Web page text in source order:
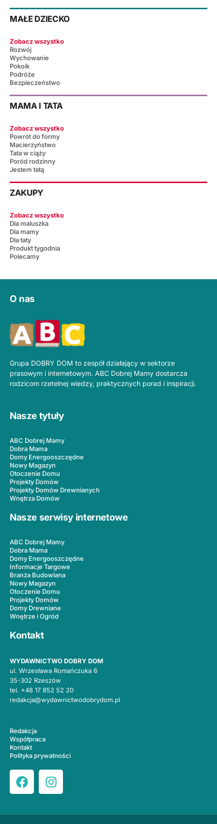
MAŁE DZIECKO
Zobacz wszystko
Rozwój
Wychowanie
Pokoik
Podróże
Bezpieczeństwo
MAMA I TATA
Zobacz wszystko
Powrót do formy
Macierzyństwo
Tata w ciąży
Poród rodzinny
Jestem tatą
ZAKUPY
Zobacz wszystko
Dla maluszka
Dla mamy
Dla taty
Produkt tygodnia
Polecamy
O nas
Grupa DOBRY DOM to zespół działający w sektorze
prasowym i internetowym. ABC Dobrej Mamy dostarcza
rodzicom rzetelnej wiedzy, praktycznych porad i inspiracji.
Nasze tytuły
ABC Dobrej Mamy
Dobra Mama
Domy Energooszczędne
Nowy Magazyn
Otoczenie Domu
Projekty Domów
Projekty Domów Drewnianych
Wnętrza Domów
Nasze serwisy internetowe
ABC Dobrej Mamy
Dobra Mama
Domy Energooszczędne
Informacje Targowe
Branża Budowlana
Nowy Magazyn
Otoczenie Domu
Projekty Domów
Domy Drewniane
Wnętrze i Ogród
Kontakt
WYDAWNICTWO DOBRY DOM
ul. Wrzesława Romańczuka 6
35-302 Rzeszów
tel. +48 17 852 52 20
redakcja@wydawnictwodobrydom.pl
Redakcja
Współpraca
Kontakt
Polityka prywatności